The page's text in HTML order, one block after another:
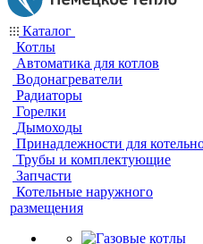
Каталог
Котлы
Автоматика для котлов
Водонагреватели
Радиаторы
Горелки
Дымоходы
Принадлежности для
Трубы и комплектующие
Запчасти
Котельные наружного
размещения